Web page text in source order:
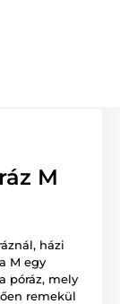
M
házi
M egy
póráz, mely
remekül